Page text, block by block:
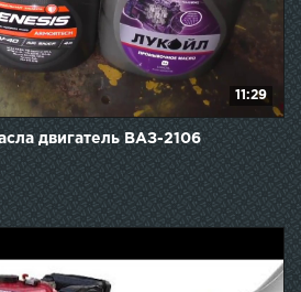
11:29
двигатель ВАЗ-2106